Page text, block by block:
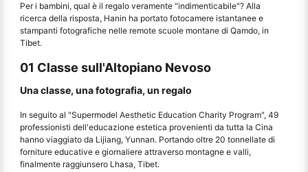
Per i bambini, qual è il regalo veramente "indimenticabile"? Alla
ricerca della risposta, Hanin ha portato fotocamere istantanee e
stampanti fotografiche nelle remote scuole montane di Qamdo, in
Tibet.
01 Classe sull'Altopiano Nevoso
Una classe, una fotografia, un regalo
In seguito al "Supermodel Aesthetic Education Charity Program", 49
professionisti dell'educazione estetica provenienti da tutta la Cina
hanno viaggiato da Lijiang, Yunnan. Portando oltre 20 tonnellate di
forniture educative e giornaliere attraverso montagne e valli,
finalmente raggiunsero Lhasa, Tibet.